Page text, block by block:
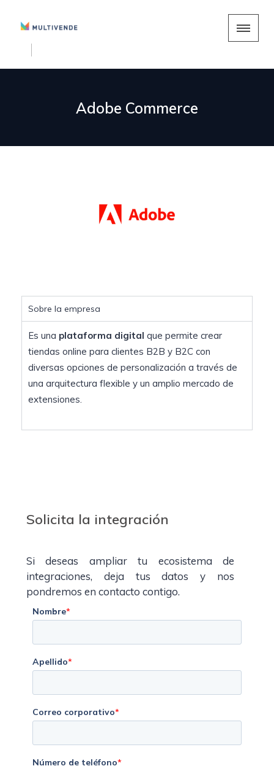
Adobe Commerce
Sobre la empresa
Es una plataforma digital que permite crear
tiendas online para clientes B2B y B2C con
diversas opciones de personalización a través de
una arquitectura flexible y un amplio mercado de
extensiones.
Solicita la integración
Si deseas ampliar tu ecosistema de
integraciones, deja tus datos y nos
pondremos en contacto contigo.